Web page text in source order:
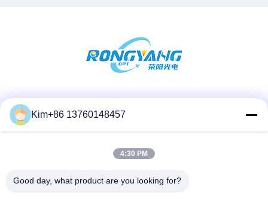
त्वरित संपर्क
दूरभाष:
Kim+86 13760148457
4:30 PM
Good day, what product are you looking for?